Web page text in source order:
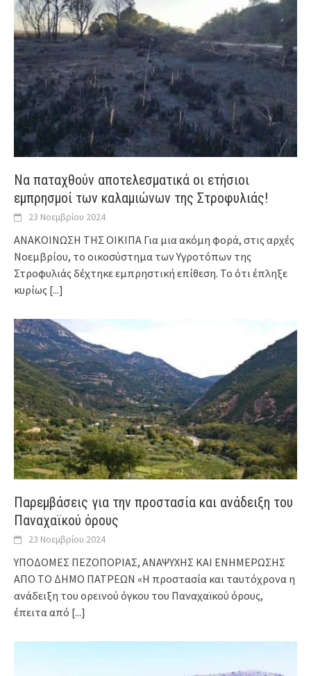
Να παταχθούν αποτελεσματικά οι ετήσιοι
εμπρησμοί των καλαμιώνων της Στροφυλιάς!
23 Νοεμβρίου 2024
ΑΝΑΚΟΙΝΩΣΗ ΤΗΣ ΟΙΚΙΠΑ Για μια ακόμη φορά, στις αρχές
Νοεμβρίου, το οικοσύστημα των Υγροτόπων της
Στροφυλιάς δέχτηκε εμπρηστική επίθεση. Το ότι έπληξε
κυρίως [...]
Παρεμβάσεις για την προστασία και ανάδειξη του
Παναχαϊκού όρους
23 Νοεμβρίου 2024
ΥΠΟΔΟΜΕΣ ΠΕΖΟΠΟΡΙΑΣ, ΑΝΑΨΥΧΗΣ ΚΑΙ ΕΝΗΜΕΡΩΣΗΣ
ΑΠΟ ΤΟ ΔΗΜΟ ΠΑΤΡΕΩΝ «Η προστασία και ταυτόχρονα η
ανάδειξη του ορεινού όγκου του Παναχαϊκού όρους,
έπειτα από [...]